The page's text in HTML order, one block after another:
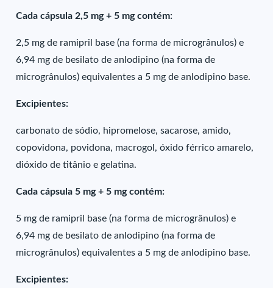
Cada cápsula 2,5 mg + 5 mg contém:
2,5 mg de ramipril base (na forma de microgrânulos) e
6,94 mg de besilato de anlodipino (na forma de
microgrânulos) equivalentes a 5 mg de anlodipino base.
Excipientes:
carbonato de sódio, hipromelose, sacarose, amido,
copovidona, povidona, macrogol, óxido férrico amarelo,
dióxido de titânio e gelatina.
Cada cápsula 5 mg + 5 mg contém:
5 mg de ramipril base (na forma de microgrânulos) e
6,94 mg de besilato de anlodipino (na forma de
microgrânulos) equivalentes a 5 mg de anlodipino base.
Excipientes: